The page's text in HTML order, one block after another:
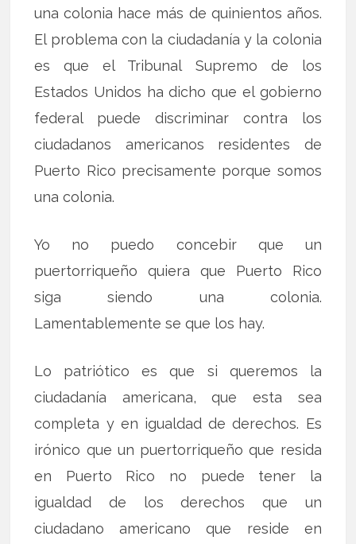
una colonia hace más de quinientos años.
El problema con la ciudadanía y la colonia
es que el Tribunal Supremo de los
Estados Unidos ha dicho que el gobierno
federal puede discriminar contra los
ciudadanos americanos residentes de
Puerto Rico precisamente porque somos
una colonia.
Yo no puedo concebir que un
puertorriqueño quiera que Puerto Rico
siga siendo una colonia.
Lamentablemente se que los hay.
Lo patriótico es que si queremos la
ciudadanía americana, que esta sea
completa y en igualdad de derechos. Es
irónico que un puertorriqueño que resida
en Puerto Rico no puede tener la
igualdad de los derechos que un
ciudadano americano que reside en